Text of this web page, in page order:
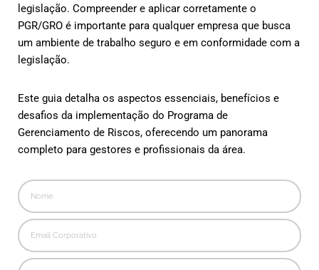
legislação. Compreender e aplicar corretamente o
PGR/GRO é importante para qualquer empresa que busca
um ambiente de trabalho seguro e em conformidade com a
legislação.
Este guia detalha os aspectos essenciais, benefícios e
desafios da implementação do Programa de
Gerenciamento de Riscos, oferecendo um panorama
completo para gestores e profissionais da área.